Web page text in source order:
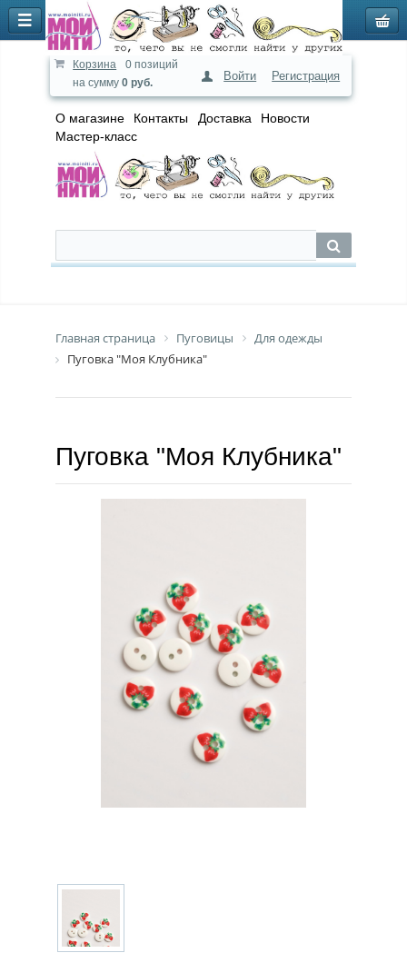
Корзина
0 позиций
на сумму0 руб. Войти Регистрация
О магазине Контакты Доставка
Новости
Мастер-класс
Главная страница Пуговицы
Для одежды
Пуговка "Моя Клубника"
Пуговка "Моя Клубника"